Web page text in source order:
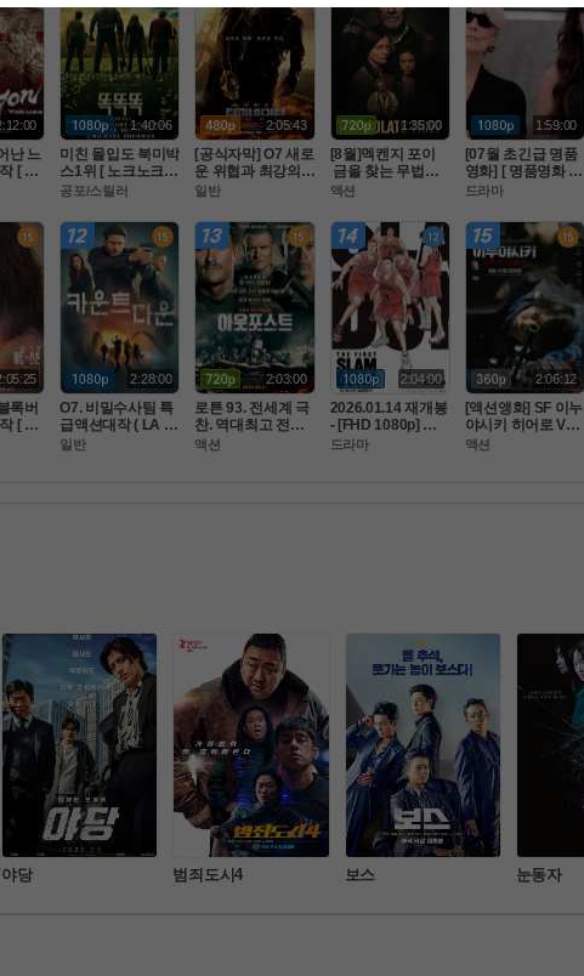
난 느
[ 비
화
1:40:06
미친 몰입도 북미박
스1위 [ 노크노크 ]
초고화질 FHD. 공
공포/스릴러
2:05:43
[공식자막] O7 새로
운 위협과 최강의
미션 마ㅈI막전쟁.
일반
1:35:00
[8월]멕켄지 포이
금을 찾는 무법자
[아일레이트 시프]
액션
1:59:00
[07월 초긴급 명품
영화] [ 명품영화 악
마2 ] [ 악녀는 명품
식자막
드라마
록버
[ 원.
초고
2:28:00
O7. 비밀수사팀 특
급액션대작 ( LA 국
토안보 ) 공식자막
일반
2:03:00
로튼 93. 전세계 극
찬. 역대최고 전투-
123분 동안 나는
액션
2:04:00
2026.01.14 재개봉
- [FHD 1080p] 더
퍼스트 슬램덩크
드라마
2:06:12
[액션앵화] SF 이누
야시키 히어로 VS
빌런 4월 2510
액션
야당 범죄도시4 보스 눈동자